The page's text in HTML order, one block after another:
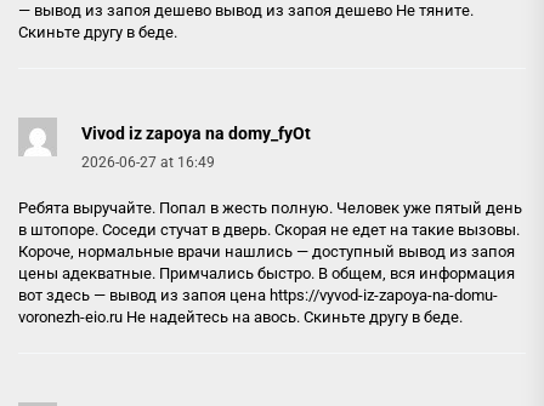
— вывод из запоя дешево вывод из запоя дешево Не тяните.
Скиньте другу в беде.
Vivod iz zapoya na domy_fyOt
2026-06-27 at 16:49
Ребята выручайте. Попал в жесть полную. Человек уже пятый день
в штопоре. Соседи стучат в дверь. Скорая не едет на такие вызовы.
Короче, нормальные врачи нашлись — доступный вывод из запоя
цены адекватные. Примчались быстро. В общем, вся информация
вот здесь — вывод из запоя цена https://vyvod-iz-zapoya-na-domu-
voronezh-eio.ru Не надейтесь на авось. Скиньте другу в беде.